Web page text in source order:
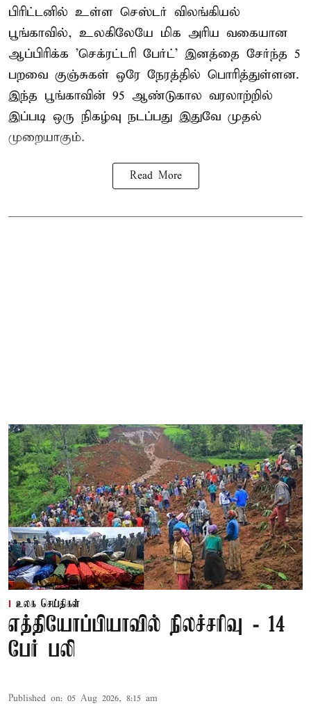
பிரிட்டனில் உள்ள செஸ்டர் விலங்கியல்
பூங்காவில், உலகிலேயே மிக அரிய வகையான
ஆப்பிரிக்க 'செக்ரட்டரி பேர்ட்' இனத்தை சேர்ந்த 5
பறவை குஞ்சுகள் ஒரே நேரத்தில் பொரித்துள்ளன.
இந்த பூங்காவின் 95 ஆண்டுகால வரலாற்றில்
இப்படி ஒரு நிகழ்வு நடப்பது இதுவே முதல்
முறையாகும்.
Read More
உலக செய்திகள்
எத்தியோப்பியாவில் நிலச்சரிவு - 14
பேர் பலி
Published on: 05 Aug 2026, 8:15 am